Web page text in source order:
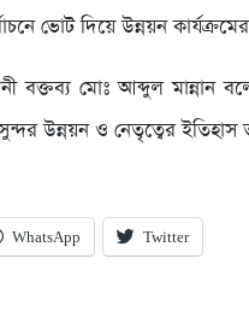
ভোট দিয়ে উন্নয়ন
বক্তব্য মোঃ আব্দুল মান্নান
উন্নয়ন ও নেতৃত্বের
WhatsApp Twitter